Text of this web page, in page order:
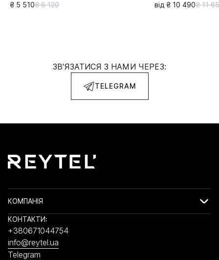
₴ 5 510₴ 6 120
від ₴ 10 490₴ 11
ЗВ'ЯЗАТИСЯ З НАМИ ЧЕРЕЗ:
TELEGRAM
КОМПАНІЯ
КОНТАКТИ:
+380671044754
info@reytel.ua
Telegram